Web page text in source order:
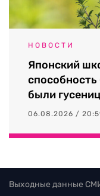
НОВОСТИ
Японский
были
06.08.2026 /
Выходные данные